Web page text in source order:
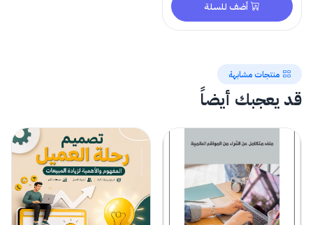
أضف للسلة
منتجات مشابهة
قد يعجبك أيضاً